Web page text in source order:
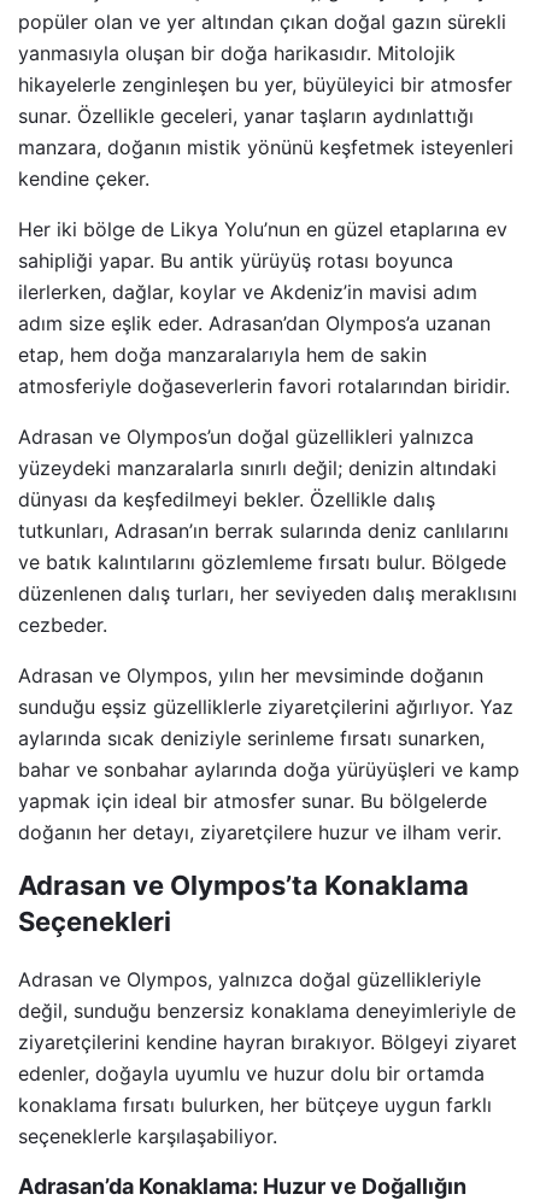
popüler olan ve yer altından çıkan doğal gazın sürekli
yanmasıyla oluşan bir doğa harikasıdır. Mitolojik
hikayelerle zenginleşen bu yer, büyüleyici bir atmosfer
sunar. Özellikle geceleri, yanar taşların aydınlattığı
manzara, doğanın mistik yönünü keşfetmek isteyenleri
kendine çeker.
Her iki bölge de Likya Yolu’nun en güzel etaplarına ev
sahipliği yapar. Bu antik yürüyüş rotası boyunca
ilerlerken, dağlar, koylar ve Akdeniz’in mavisi adım
adım size eşlik eder. Adrasan’dan Olympos’a uzanan
etap, hem doğa manzaralarıyla hem de sakin
atmosferiyle doğaseverlerin favori rotalarından biridir.
Adrasan ve Olympos’un doğal güzellikleri yalnızca
yüzeydeki manzaralarla sınırlı değil; denizin altındaki
dünyası da keşfedilmeyi bekler. Özellikle dalış
tutkunları, Adrasan’ın berrak sularında deniz canlılarını
ve batık kalıntılarını gözlemleme fırsatı bulur. Bölgede
düzenlenen dalış turları, her seviyeden dalış meraklısını
cezbeder.
Adrasan ve Olympos, yılın her mevsiminde doğanın
sunduğu eşsiz güzelliklerle ziyaretçilerini ağırlıyor. Yaz
aylarında sıcak deniziyle serinleme fırsatı sunarken,
bahar ve sonbahar aylarında doğa yürüyüşleri ve kamp
yapmak için ideal bir atmosfer sunar. Bu bölgelerde
doğanın her detayı, ziyaretçilere huzur ve ilham verir.
Adrasan ve Olympos’ta Konaklama
Seçenekleri
Adrasan ve Olympos, yalnızca doğal güzellikleriyle
değil, sunduğu benzersiz konaklama deneyimleriyle de
ziyaretçilerini kendine hayran bırakıyor. Bölgeyi ziyaret
edenler, doğayla uyumlu ve huzur dolu bir ortamda
konaklama fırsatı bulurken, her bütçeye uygun farklı
seçeneklerle karşılaşabiliyor.
Adrasan’da Konaklama: Huzur ve Doğallığın